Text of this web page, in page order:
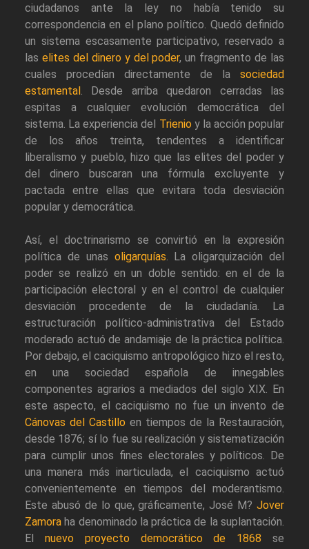
ciudadanos ante la ley no había tenido su
correspondencia en el plano político. Quedó definido
un sistema escasamente participativo, reservado a
las elites del dinero y del poder, un fragmento de las
cuales procedían directamente de la sociedad
estamental . Desde arriba quedaron cerradas las
espitas a cualquier evolución democrática del
sistema. La experiencia del Trienio y la acción popular
de los años treinta, tendentes a identificar
liberalismo y pueblo, hizo que las elites del poder y
del dinero buscaran una fórmula excluyente y
pactada entre ellas que evitara toda desviación
popular y democrática.
Así, el doctrinarismo se convirtió en la expresión
política de unas oligarquías. La oligarquización del
poder se realizó en un doble sentido: en el de la
participación electoral y en el control de cualquier
desviación procedente de la ciudadanía. La
estructuración político-administrativa del Estado
moderado actuó de andamiaje de la práctica política.
Por debajo, el caciquismo antropológico hizo el resto,
en una sociedad española de innegables
componentes agrarios a mediados del siglo XIX. En
este aspecto, el caciquismo no fue un invento de
Cánovas del Castillo en tiempos de la Restauración,
desde 1876; sí lo fue su realización y sistematización
para cumplir unos fines electorales y políticos. De
una manera más inarticulada, el caciquismo actuó
convenientemente en tiempos del moderantismo.
Este abusó de lo que, gráficamente, José M? Jover
Zamora ha denominado la práctica de la suplantación.
El nuevo proyecto democrático de 1868 se